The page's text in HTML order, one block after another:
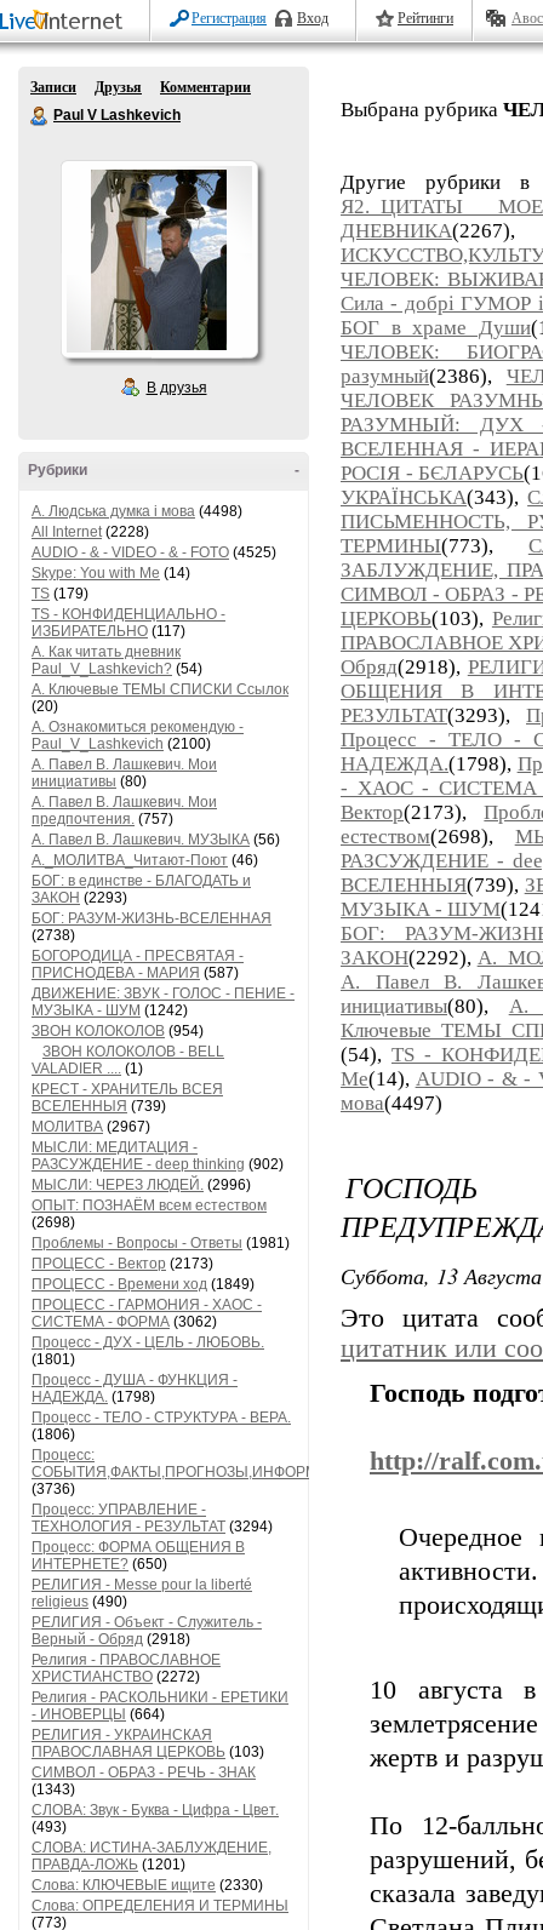
Регистрация Вход Рейтинги
Записи Друзья
Комментарии
Paul V Lashkevich
В друзья
-
Рубрики
A. Людська думка і мова (4498)
All Internet(2228)
AUDIO - & - VIDEO - & - FOTO (4525)
Skype: You with Me (14)
TS (179)
TS - КОНФИДЕНЦИАЛЬНО -
ИЗБИРАТЕЛЬНО (117)
А. Как читать дневник
Paul_V_Lashkevich? (54)
А. Ключевые ТЕМЫ СПИСКИ Ссылок
(20)
А. Ознакомиться рекомендую -
Paul_V_Lashkevich (2100)
А. Павел В. Лашкевич. Мои
инициативы (80)
А. Павел В. Лашкевич. Мои
предпочтения. (757)
А. Павел В. Лашкевич. МУЗЫКА (56)
А._МОЛИТВА_Читают-Поют (46)
БОГ: в единстве - БЛАГОДАТЬ и
ЗАКОН (2293)
БОГ: РАЗУМ-ЖИЗНЬ-ВСЕЛЕННАЯ
(2738)
БОГОРОДИЦА - ПРЕСВЯТАЯ -
ПРИСНОДЕВА - МАРИЯ (587)
ДВИЖЕНИЕ: ЗВУК - ГОЛОС - ПЕНИЕ -
МУЗЫКА - ШУМ (1242)
ЗВОН КОЛОКОЛОВ (954)
ЗВОН КОЛОКОЛОВ - BELL
VALADIER .... (1)
КРЕСТ - ХРАНИТЕЛЬ ВСЕЯ
ВСЕЛЕННЫЯ (739)
МОЛИТВА (2967)
МЫСЛИ: МЕДИТАЦИЯ -
РАЗСУЖДЕНИЕ - deep thinking (902)
МЫСЛИ: ЧЕРЕЗ ЛЮДЕЙ. (2996)
ОПЫТ: ПОЗНАЁМ всем естеством
(2698)
Проблемы - Вопросы - Ответы (1981)
ПРОЦЕСС - Вектор (2173)
ПРОЦЕСС - Времени ход (1849)
ПРОЦЕСС - ГАРМОНИЯ - ХАОС -
СИСТЕМА - ФОРМА (3062)
Процесс - ДУХ - ЦЕЛЬ - ЛЮБОВЬ.
(1801)
Процесс - ДУША - ФУНКЦИЯ -
НАДЕЖДА. (1798)
Процесс - ТЕЛО - СТРУКТУРА - ВЕРА.
(1806)
Процесс:
СОБЫТИЯ,ФАКТЫ,ПРОГНОЗЫ,ИНФОРМАЦИЯ
(3736)
Процесс: УПРАВЛЕНИЕ -
ТЕХНОЛОГИЯ - РЕЗУЛЬТАТ (3294)
Процесс: ФОРМА ОБЩЕНИЯ В
ИНТЕРНЕТЕ? (650)
РЕЛИГИЯ - Messe pour la liberté
religieus (490)
РЕЛИГИЯ - Объект - Служитель -
Верный - Обряд (2918)
Религия - ПРАВОСЛАВНОЕ
ХРИСТИАНСТВО (2272)
Религия - РАСКОЛЬНИКИ - ЕРЕТИКИ
- ИНОВЕРЦЫ (664)
РЕЛИГИЯ - УКРАИНСКАЯ
ПРАВОСЛАВНАЯ ЦЕРКОВЬ (103)
СИМВОЛ - ОБРАЗ - РЕЧЬ - ЗНАК
(1343)
СЛОВА: Звук - Буква - Цифра - Цвет.
(493)
СЛОВА: ИСТИНА-ЗАБЛУЖДЕНИЕ,
ПРАВДА-ЛОЖЬ (1201)
Слова: КЛЮЧЕВЫЕ ищите (2330)
Слова: ОПРЕДЕЛЕНИЯ И ТЕРМИНЫ
(773)
Выбрана рубрика
Другие рубрики
Я2._ЦИТАТЫ
ДНЕВНИКА
ЧЕЛОВЕК:
Сила - добрі ГУМОР
БОГ в храме Души
ЧЕЛОВЕК:
разумный(2386),
ЧЕЛОВЕК
РАЗУМНЫЙ:
ВСЕЛЕННАЯ -
РОСІЯ - БЄЛАРУСЬ
УКРАЇНСЬКА(343),
ПИСЬМЕННОСТЬ,
ТЕРМИНЫ(773),
ЗАБЛУЖДЕНИЕ,
СИМВОЛ - ОБРАЗ -
ЦЕРКОВЬ(103),
ПРАВОСЛАВНОЕ
Обряд(2918),
ОБЩЕНИЯ В
РЕЗУЛЬТАТ(3293),
Процесс - ТЕЛО -
НАДЕЖДА.(1798),
- ХАОС -
Вектор(2173),
естеством(2698),
РАЗСУЖДЕНИЕ -
ВСЕЛЕННЫЯ(739),
МУЗЫКА - ШУМ
БОГ: РАЗУМ-
ЗАКОН(2292),
А. Павел В.
инициативы(80), А.
Ключевые ТЕМЫ
(54), TS -
Me(14), AUDIO - & -
мова(4497)
Суббота, 13
Это цитата
цитатник или
Господь
http://
Очередное
10 августа
жертв и
По 12-
разрушений,
сказала